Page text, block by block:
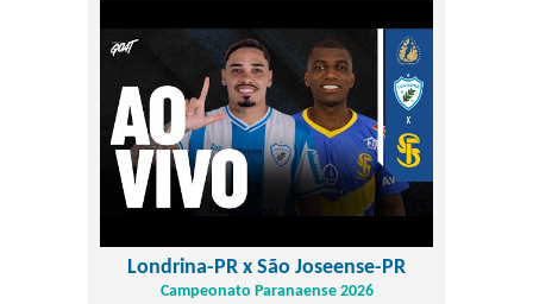
Londrina-PR x São Joseense-PR
Campeonato Paranaense 2026